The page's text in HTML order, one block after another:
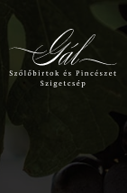
Rólunk
Birtokaink
Kapcsolat